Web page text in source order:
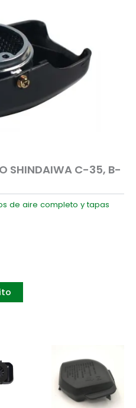
SHINDAIWA C-35, B-
de aire completo y tapas